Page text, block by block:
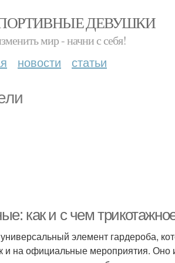
СПОРТИВНЫЕ ДЕВУШКИ
мир - начни с себя!
новости статьи
как и с чем
элемент гардероба,
и на официальные мероприятия.